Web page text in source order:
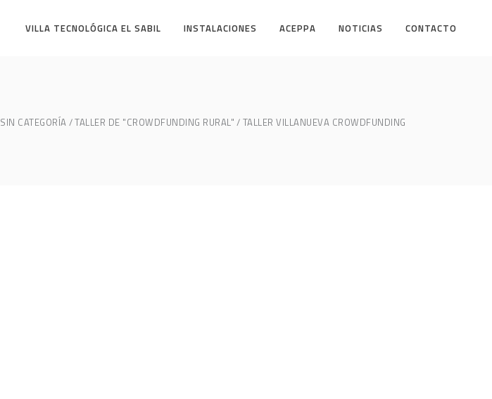
VILLA TECNOLÓGICA EL SABIL INSTALACIONES ACEPPA NOTICIAS CONTACTO
SIN CATEGORÍA TALLER DE "CROWDFUNDING RURAL" TALLER VILLANUEVA CROWDFUNDING